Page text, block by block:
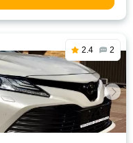
2.4 2